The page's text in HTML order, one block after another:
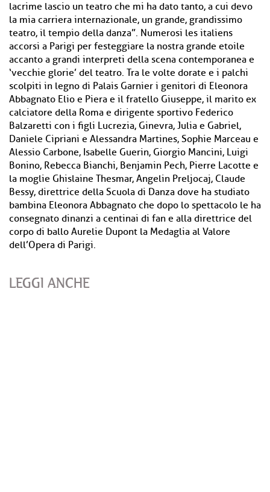
lacrime lascio un teatro che mi ha dato tanto, a cui devo
la mia carriera internazionale, un grande, grandissimo
teatro, il tempio della danza”. Numerosi les italiens
accorsi a Parigi per festeggiare la nostra grande etoile
accanto a grandi interpreti della scena contemporanea e
‘vecchie glorie’ del teatro. Tra le volte dorate e i palchi
scolpiti in legno di Palais Garnier i genitori di Eleonora
Abbagnato Elio e Piera e il fratello Giuseppe, il marito ex
calciatore della Roma e dirigente sportivo Federico
Balzaretti con i figli Lucrezia, Ginevra, Julia e Gabriel,
Daniele Cipriani e Alessandra Martines, Sophie Marceau e
Alessio Carbone, Isabelle Guerin, Giorgio Mancini, Luigi
Bonino, Rebecca Bianchi, Benjamin Pech, Pierre Lacotte e
la moglie Ghislaine Thesmar, Angelin Preljocaj, Claude
Bessy, direttrice della Scuola di Danza dove ha studiato
bambina Eleonora Abbagnato che dopo lo spettacolo le ha
consegnato dinanzi a centinai di fan e alla direttrice del
corpo di ballo Aurelie Dupont la Medaglia al Valore
dell’Opera di Parigi.
LEGGI ANCHE